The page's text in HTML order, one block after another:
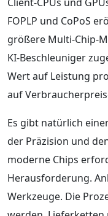
FOPLP und CoPoS
größere Multi-Chip-
KI-Beschleuniger
Wert auf Leistung
auf
Es gibt natürlich
der Präzision und
moderne Chips
Herausforderung.
Werkzeuge. Die